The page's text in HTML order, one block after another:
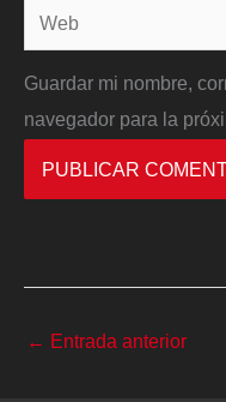
Web
Guardar mi nombre,
navegador para la
← Entrada anterior